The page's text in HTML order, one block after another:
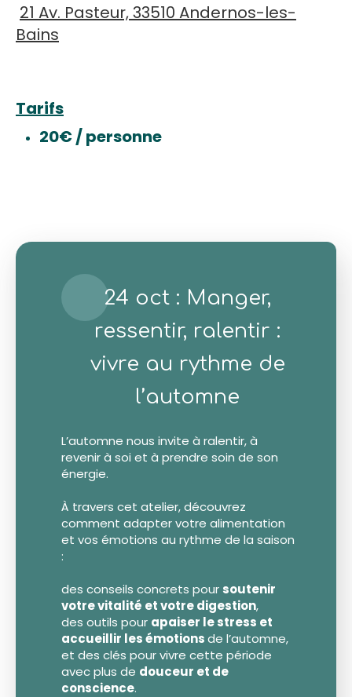
21 Av. Pasteur, 33510 Andernos-les-
Bains
Tarifs
20€ / personne
24 oct : Manger,
ressentir, ralentir :
vivre au rythme de
l’automne
L’automne nous invite à ralentir, à
revenir à soi et à prendre soin de son
énergie.
À travers cet atelier, découvrez
comment adapter votre alimentation
et vos émotions au rythme de la saison
:
des conseils concrets pour soutenir
votre vitalité et votre digestion,
des outils pour apaiser le stress et
accueillir les émotionsde l’automne,
et des clés pour vivre cette période
avec plus de douceur et de
conscience.